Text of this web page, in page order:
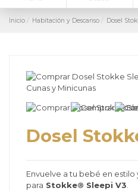
Inicio Habitación y Descanso Dosel
Dosel
Envuelve a tu bebé en
para Stokke® Sleepi V3.